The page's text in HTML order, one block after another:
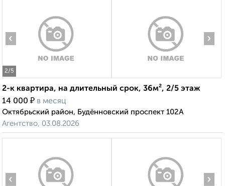
2/5
‹ ›
2-к квартира, на длительный срок, 36м², 2/5 этаж
14 000 ₽ в месяц
Октябрьский район, Будённовский проспект 102А
Агентство, 03.08.2026
‹ ›